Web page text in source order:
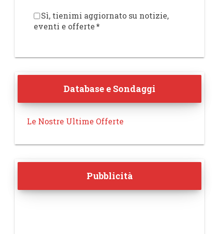
Sì, tienimi aggiornato su notizie,
eventi e offerte*
Database e Sondaggi
Le Nostre Ultime Offerte
Pubblicità